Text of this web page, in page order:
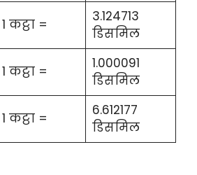
1 कट्ठा =
3.124713
डिसमिल
1 कट्ठा =
1.000091
डिसमिल
1 कट्ठा =
6.612177
डिसमिल